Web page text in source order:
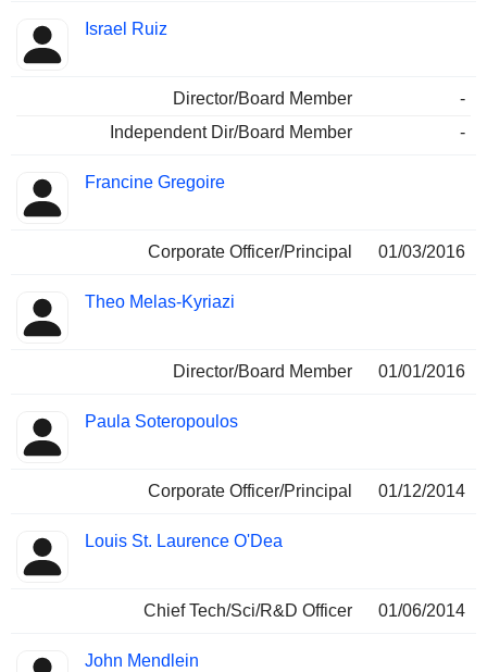
Israel Ruiz
Director/Board Member
-
Independent Dir/Board Member
-
Francine Gregoire
Corporate Officer/Principal 01/03/2016
Theo Melas-Kyriazi
Director/Board Member 01/01/2016
Paula Soteropoulos
Corporate Officer/Principal 01/12/2014
Louis St. Laurence O'Dea
Chief Tech/Sci/R&D Officer 01/06/2014
John Mendlein